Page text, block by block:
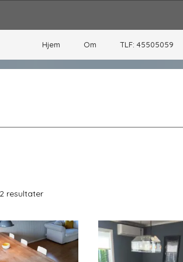
Hjem Om TLF: 45505059
resultaterSortet
Høy
til
lav